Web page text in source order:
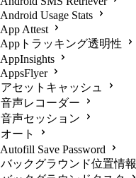
Android Usage Stats
App Attest
Appトラッキング透明性
AppInsights
AppsFlyer
アセットキャッシュ
音声レコーダー
音声セッション
オート
Autofill Save Password
バックグラウンド位置情報